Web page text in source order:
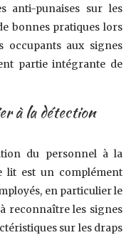
anti-punaises sur les
bonnes pratiques lors
occupants aux signes
partie intégrante de
à la détection
du personnel à la
lit est un complément
en particulier le
reconnaître les signes
sur les draps